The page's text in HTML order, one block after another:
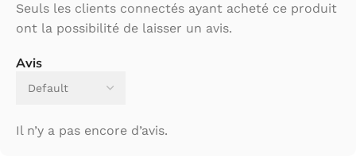
Avis
Il n’y a pas encore d’avis.
Seuls les clients connectés ayant acheté ce produit
ont la possibilité de laisser un avis.